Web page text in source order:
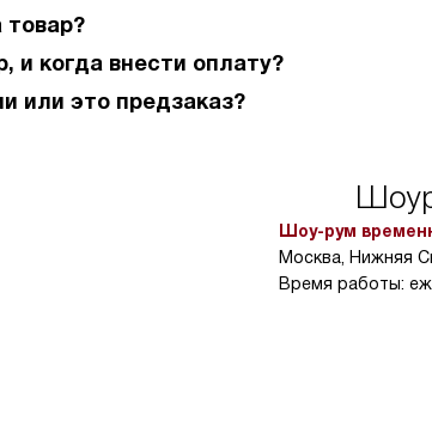
товар?
и когда внести оплату?
или это предзаказ?
Шоу-рум
Москва, Нижняя
Время работы: